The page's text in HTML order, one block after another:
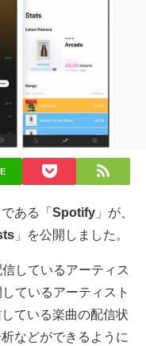
ある「 Spotify 」が、
」を公開しました。
しているアーティス
ているアーティスト
ている楽曲の配信状
などができるように